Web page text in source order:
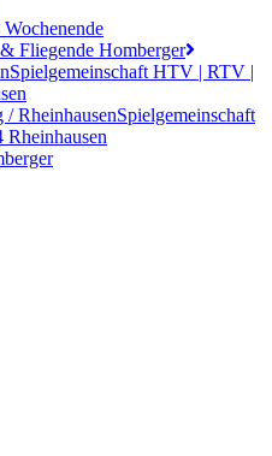
Fliegende Homberger
Spielgemeinschaft HTV | RTV |
RheinhausenSpielgemeinschaft